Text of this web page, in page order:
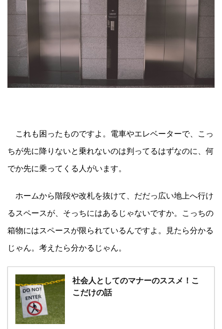
これも困ったものですよ。電車やエレベーターで、こっ
ちが先に降りないと乗れないのは判ってるはずなのに、何
でか先に乗ってくる人がいます。
ホームから階段や改札を抜けて、だだっ広い地上へ行け
るスペースが、そっちにはあるじゃないですか。こっちの
箱物にはスペースが限られているんですよ。見たら分かる
じゃん。考えたら分かるじゃん。
社会人としてのマナーのススメ！こ
こだけの話